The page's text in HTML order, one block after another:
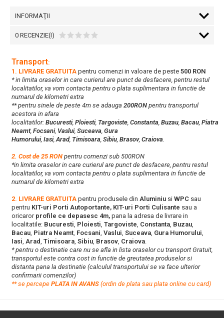
INFORMAŢII
0 RECENZIE(I)
Transport:
1. LIVRARE GRATUITA pentru comenzi in valoare de peste 500 RON
* in limita oraselor in care curierul are punct de desfacere, pentru restul
localitatilor, va vom contacta pentru o plata suplimentara in functie de
numarul de kilometri extra
** pentru sinele de peste 4m se adauga 200RON pentru transportul
acestora in afara
localitatilor: Bucuresti, Ploiesti, Targoviste, Constanta, Buzau, Bacau, Piatra
Neamt, Focsani, Vaslui, Suceava, Gura
Humorului, Iasi,Arad, Timisoara, Sibiu, Brasov, Craiova.
2. Cost de 25 RON pentru comenzi sub 500RON
*in limita oraselor in care curierul are punct de desfacere, pentru restul
localitatilor, va vom contacta pentru o plata suplimentara in functie de
numarul de kilometri extra
2. LIVRARE GRATUITA pentru produsele din Aluminiu si WPC sau
pentru KIT-uri Porti Autoportante, KIT-uri Porti Culisante sau a
oricarorprofile ce depasesc 4m, pana la adresa de livrare in
localitatile: Bucuresti, Ploiesti, Targoviste, Constanta, Buzau,
Bacau, Piatra Neamt, Focsani, Vaslui, Suceava, Gura Humorului,
Iasi, Arad, Timisoara, Sibiu, Brasov, Craiova.
* pentru o destinatie care nu se afla in lista oraselor cu transport Gratuit,
transportul este contra cost in functie de greutatea produselor si
distanta pana la destinatie (calculul transportului se va face ulterior
confirmarii comenzilor)
**se percepe PLATA IN AVANS (ordin de plata sau plata online cu card)